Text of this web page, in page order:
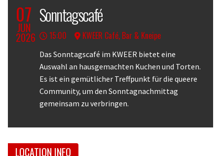
07
JUN
2026
Sonntagscafé
15:00 KWEER Café, Bar & Kneipe
Body
Das Sonntagscafé im KWEER bietet eine
Auswahl an hausgemachten Kuchen und Torten.
Es ist ein gemütlicher Treffpunkt für die queere
Community, um den Sonntagnachmittag
gemeinsam zu verbringen.
LOCATION INFO